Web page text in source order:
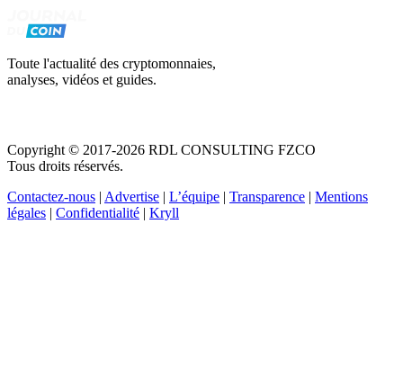
Toute l'actualité des cryptomonnaies,
analyses, vidéos et guides.
Copyright © 2017-2026 RDL CONSULTING FZCO
Tous droits réservés.
Contactez-nous | Advertise | L’équipe | Transparence | Mentions
légales | Confidentialité | Kryll